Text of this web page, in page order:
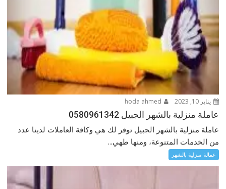
يناير 10, 2023
عاملة منزلية بالشهر الجبيل 0580961342
عاملة منزلية بالشهر الجبيل توفر لك هي وكافة العاملات لدينا عدد
من الخدمات المتنوعة، ومنها طهي...
عمالة منزلية بالشهر